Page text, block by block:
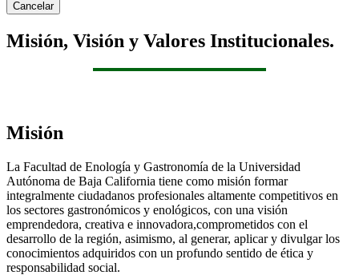
Cancelar
Misión, Visión y Valores Institucionales.
Misión
La Facultad de Enología y Gastronomía de la Universidad
Autónoma de Baja California tiene como misión formar
integralmente ciudadanos profesionales altamente competitivos en
los sectores gastronómicos y enológicos, con una visión
emprendedora, creativa e innovadora,comprometidos con el
desarrollo de la región, asimismo, al generar, aplicar y divulgar los
conocimientos adquiridos con un profundo sentido de ética y
responsabilidad social.